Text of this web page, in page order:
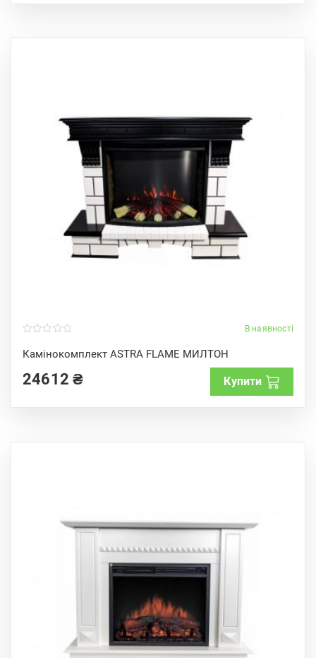
В наявності
Камінокомплект ASTRA FLAME МИЛТОН
o
u
o
f
24612₴ Купити